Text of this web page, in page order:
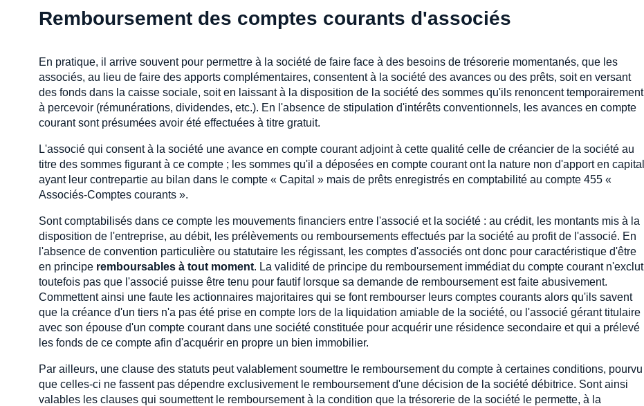
Remboursement des comptes courants d'associés
En pratique, il arrive souvent pour permettre à la société de faire face à des besoins de trésorerie momentanés, que les
associés, au lieu de faire des apports complémentaires, consentent à la société des avances ou des prêts, soit en versant
des fonds dans la caisse sociale, soit en laissant à la disposition de la société des sommes qu'ils renoncent temporairement
à percevoir (rémunérations, dividendes, etc.). En l'absence de stipulation d'intérêts conventionnels, les avances en compte
courant sont présumées avoir été effectuées à titre gratuit.
L'associé qui consent à la société une avance en compte courant adjoint à cette qualité celle de créancier de la société au
titre des sommes figurant à ce compte ; les sommes qu'il a déposées en compte courant ont la nature non d'apport en capital
ayant leur contrepartie au bilan dans le compte « Capital » mais de prêts enregistrés en comptabilité au compte 455 «
Associés-Comptes courants ».
Sont comptabilisés dans ce compte les mouvements financiers entre l'associé et la société : au crédit, les montants mis à la
disposition de l'entreprise, au débit, les prélèvements ou remboursements effectués par la société au profit de l'associé. En
l'absence de convention particulière ou statutaire les régissant, les comptes d'associés ont donc pour caractéristique d'être
en principe remboursables à tout moment. La validité de principe du remboursement immédiat du compte courant n'exclut
toutefois pas que l'associé puisse être tenu pour fautif lorsque sa demande de remboursement est faite abusivement.
Commettent ainsi une faute les actionnaires majoritaires qui se font rembourser leurs comptes courants alors qu'ils savent
que la créance d'un tiers n'a pas été prise en compte lors de la liquidation amiable de la société, ou l'associé gérant titulaire
avec son épouse d'un compte courant dans une société constituée pour acquérir une résidence secondaire et qui a prélevé
les fonds de ce compte afin d'acquérir en propre un bien immobilier.
Par ailleurs, une clause des statuts peut valablement soumettre le remboursement du compte à certaines conditions, pourvu
que celles-ci ne fassent pas dépendre exclusivement le remboursement d'une décision de la société débitrice. Sont ainsi
valables les clauses qui soumettent le remboursement à la condition que la trésorerie de la société le permette, à la